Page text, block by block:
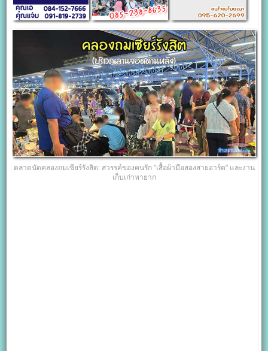
ตลาดนัดคลองถมเซียร์รังสิต: สวรรค์ของคนรัก "เสื้อผ้ามือสองสายอาร์ต" และงาน
เก็บเก่าหายาก